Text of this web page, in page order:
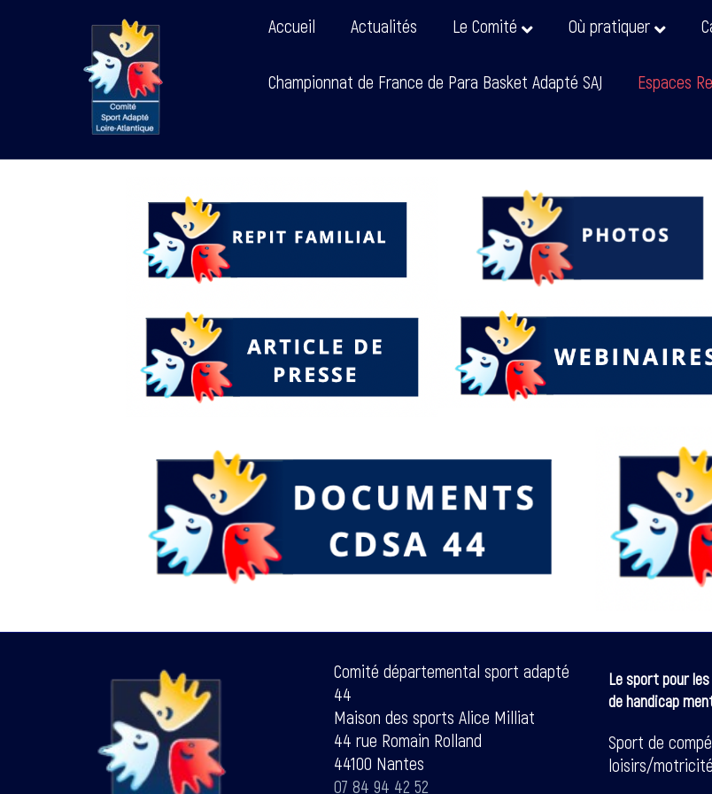
Accueil Actualités Le Comité Où pratiquer
Championnat de France de Para Basket Adapté SAJ Espaces
Comité départemental sport adapté
44
Maison des sports Alice Milliat
44 rue Romain Rolland
44100 Nantes
07 84 94 42 52
Le sport pour
de handicap
Sport de
loisirs/motricité